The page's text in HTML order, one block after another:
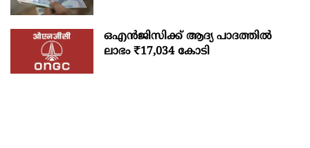
ഒഎന്‍ജിസിക്ക് ആദ്യ പാദത്തില്‍
ലാഭം ₹17,034 കോടി